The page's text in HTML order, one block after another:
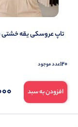
تاپ عروسکی یقه خشتی (پک 6
120عدد موجود
افزودن به سبد